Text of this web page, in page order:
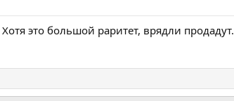
Хотя это большой раритет, врядли продадут.